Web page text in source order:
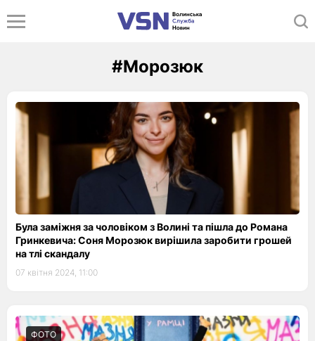
#Морозюк
Була заміжня за чоловіком з Волині та пішла до Романа
Гринкевича: Соня Морозюк вирішила заробити грошей
на тлі скандалу
07 квітня 2024, 11:00
ФОТО